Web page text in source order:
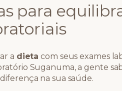
para
a dieta com seus exames
Suganuma, a gente
na sua saúde.